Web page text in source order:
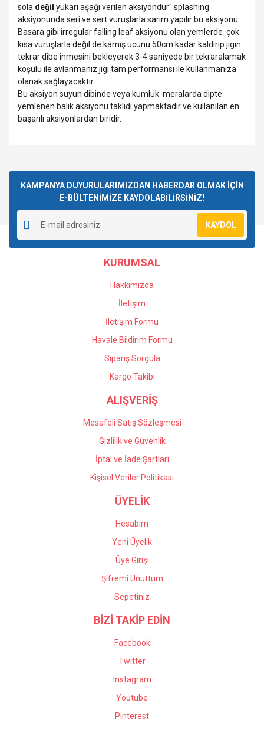
sola değil yukarı aşağı verilen aksiyondur'' splashing
aksiyonunda seri ve sert vuruşlarla sarım yapılır bu aksiyonu
Basara gibi irregular falling leaf aksiyonu olan yemlerde çok
kısa vuruşlarla değil de kamış ucunu 50cm kadar kaldırıp jigin
tekrar dibe inmesini bekleyerek 3-4 saniyede bir tekraralamak
koşulu ile avlanmanız jigi tam performansı ile kullanmanıza
olanak sağlayacaktır.
Bu aksiyon suyun dibinde veya kumluk meralarda dipte
yemlenen balık aksiyonu taklidi yapmaktadır ve kullanılan en
başarılı aksiyonlardan biridir.
Yorum Yaz
kullanarak tarafımıza iletebilirsiniz.
Görüş ve önerileriniz için teşekkür ederiz.
Ürün resmi kalitesiz, bozuk veya görüntülenemiyor.
Ürün açıklamasında eksik bilgiler bulunuyor.
Ürün bilgilerinde hatalar bulunuyor.
Ürün fiyatı diğer sitelerden daha pahalı.
Gönder
KAMPANYA DUYURULARIMIZDAN HABERDAR OLMAK İÇİN
E-BÜLTENİMİZE KAYDOLABİLİRSİNİZ!
KAYDOL
KURUMSAL
Hakkımızda
İletişim
İletişim Formu
Havale Bildirim Formu
Sipariş Sorgula
Kargo Takibi
ALIŞVERİŞ
Mesafeli Satış Sözleşmesi
Gizlilik ve Güvenlik
İptal ve İade Şartları
Kişisel Veriler Politikası
ÜYELİK
Hesabım
Yeni Üyelik
Üye Girişi
Şifremi Unuttum
Sepetiniz
BİZİ TAKİP EDİN
Facebook
Twitter
Instagram
Youtube
Pinterest